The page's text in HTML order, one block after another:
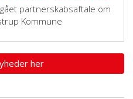
partnerskabsaftale om
Kommune
her